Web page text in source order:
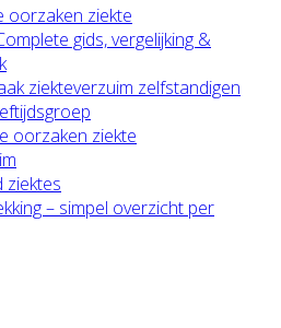
oorzaken ziekte
gids, vergelijking &
ziekteverzuim zelfstandigen
oorzaken ziekte
ziektes
– simpel overzicht per